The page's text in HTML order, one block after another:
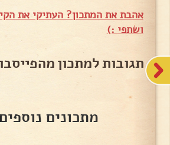
אהבת את המתכון? העתיקי את
ושתפי :)
תגובות למתכון
מתכונים